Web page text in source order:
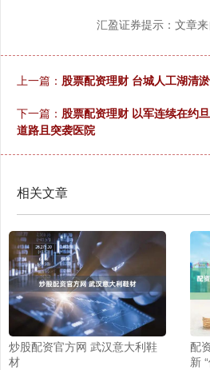
汇盈证券提示：文章
上一篇： 股票配资理财 台城人工湖清
下一篇： 股票配资理财 以军连续在约
道路且突袭医院
相关文章
炒股配资官方网 武汉意大利鞋
材
配
新